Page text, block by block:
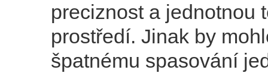
preciznost a jednotnou
prostředí. Jinak by
špatnému spasování